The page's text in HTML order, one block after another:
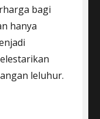
bagi
hanya
leluhur.